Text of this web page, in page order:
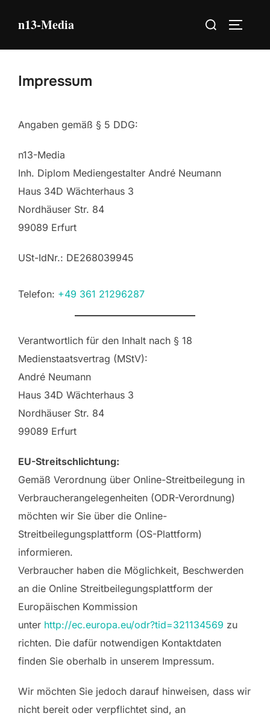
Inhaltn13-Media
Suchen
Impressum
Angaben gemäß § 5 DDG:
n13-Media
Inh. Diplom Mediengestalter André Neumann
Haus 34D Wächterhaus 3
Nordhäuser Str. 84
99089 Erfurt
USt-IdNr.: DE268039945
Telefon: ‭ +49 361 21296287
Verantwortlich für den Inhalt nach § 18
Medienstaatsvertrag (MStV):
André Neumann
Haus 34D Wächterhaus 3
Nordhäuser Str. 84
99089 Erfurt
EU-Streitschlichtung:
Gemäß Verordnung über Online-Streitbeilegung in
Verbraucherangelegenheiten (ODR-Verordnung)
möchten wir Sie über die Online-
Streitbeilegungsplattform (OS-Plattform)
informieren.
Verbraucher haben die Möglichkeit, Beschwerden
an die Online Streitbeilegungsplattform der
Europäischen Kommission
unter http://ec.europa.eu/odr?tid=321134569 zu
richten. Die dafür notwendigen Kontaktdaten
finden Sie oberhalb in unserem Impressum.
Wir möchten Sie jedoch darauf hinweisen, dass wir
nicht bereit oder verpflichtet sind, an